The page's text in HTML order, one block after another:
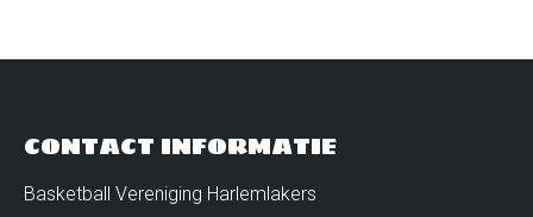
CONTACT INFORMATIE
Basketball Vereniging Harlemlakers